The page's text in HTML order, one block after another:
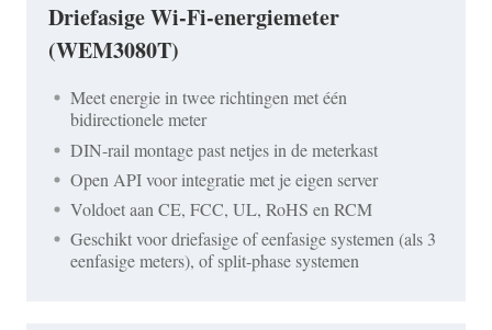
Driefasige Wi-Fi-energiemeter
(WEM3080T)
Meet energie in twee richtingen met één
bidirectionele meter
DIN-rail montage past netjes in de meterkast
Open API voor integratie met je eigen server
Voldoet aan CE, FCC, UL, RoHS en RCM
Geschikt voor driefasige of eenfasige systemen (als 3
eenfasige meters), of split-phase systemen